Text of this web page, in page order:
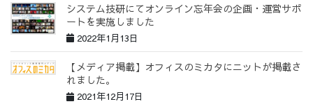
システム技研にてオンライン忘年会の企画・運営サポ
ートを実施しました
2022年1月13日
【メディア掲載】オフィスのミカタにニットが掲載さ
れました。
2021年12月17日